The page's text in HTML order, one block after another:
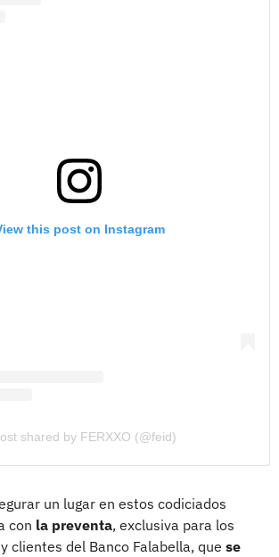
this post on Instagram
shared by FERXXO (@feid)
un lugar en estos codiciados
con la preventa, exclusiva para los
clientes del Banco Falabella, que se